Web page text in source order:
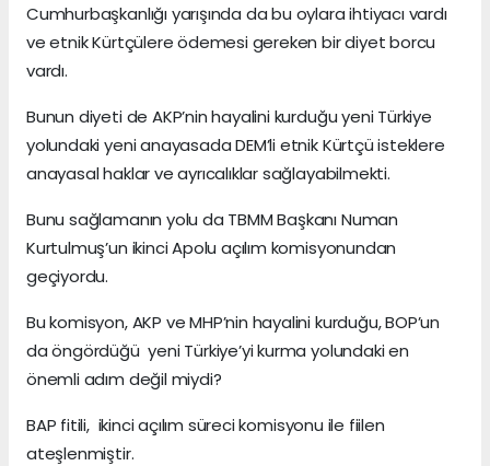
Cumhurbaşkanlığı yarışında da bu oylara ihtiyacı vardı
ve etnik Kürtçülere ödemesi gereken bir diyet borcu
vardı.
Bunun diyeti de AKP’nin hayalini kurduğu yeni Türkiye
yolundaki yeni anayasada DEM’li etnik Kürtçü isteklere
anayasal haklar ve ayrıcalıklar sağlayabilmekti.
Bunu sağlamanın yolu da TBMM Başkanı Numan
Kurtulmuş’un ikinci Apolu açılım komisyonundan
geçiyordu.
Bu komisyon, AKP ve MHP’nin hayalini kurduğu, BOP’un
da öngördüğü yeni Türkiye’yi kurma yolundaki en
önemli adım değil miydi?
BAP fitili, ikinci açılım süreci komisyonu ile fiilen
ateşlenmiştir.